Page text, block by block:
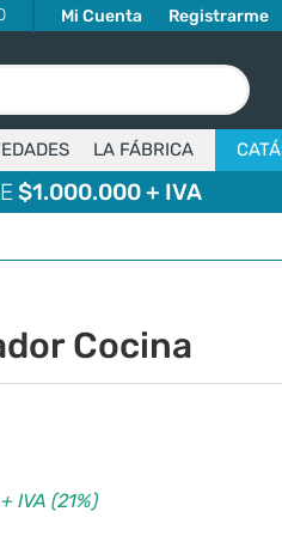
Mi Cuenta Registrarme
LA FÁBRICA
$1.000.000 + IVA
Cocina
IVA (21%)